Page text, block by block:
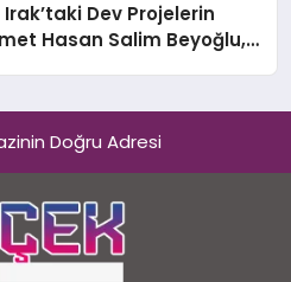
Dev Projelerin
Hasan Salim Beyoğlu,
Doğru Adresi